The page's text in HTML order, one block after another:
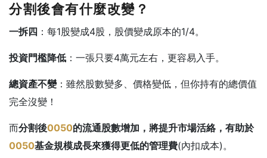
分割後會有什麼改變？
一拆四 ：每1股變成4股，股價變成原本的1/4。
投資門檻降低 ：一張只要4萬元左右，更容易入手。
總資產不變：雖然股數變多、價格變低，但你持有的總價值
完全沒變！
而分割後0050的流通股數增加，將提升市場活絡， 有助於
0050基金規模成長來獲得更低的管理費(內扣成本)。